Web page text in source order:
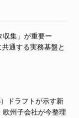
収集」が重要ー
通する実務基盤と
ドラフトが示す新
州子会社が今整理